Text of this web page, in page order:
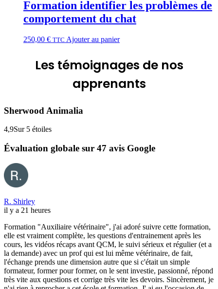
Formation identifier les problèmes de
comportement du chat
250,00 € TTC Ajouter au panier
Les témoignages de nos
apprenants
Sherwood Animalia
4,9Sur 5 étoiles
Évaluation globale sur 47 avis Google
R. Shirley
il y a 21 heures
Formation "Auxiliaire vétérinaire", j'ai adoré suivre cette formation,
elle est vraiment complète, les questions d'entrainement après les
cours, les vidéos récaps avant QCM, le suivi sérieux et régulier (et a
la demande) avec un prof qui est lui même vétérinaire, de fait,
l'échange prends une dimension autre que si c'était un simple
formateur, former pour former, on le sent investie, passionné, répond
très vite aux questions et corrige très vite les devoirs. Sincèrement, je